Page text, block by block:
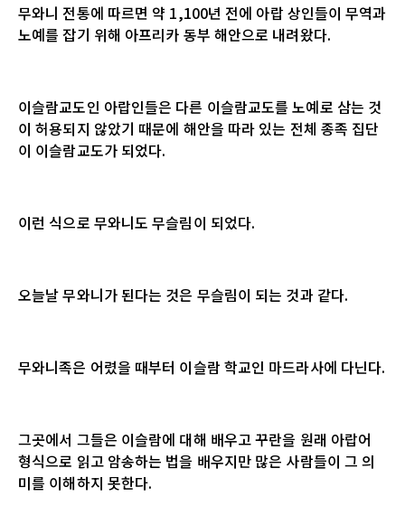
무와니 전통에 따르면 약 1,100년 전에 아랍 상인들이 무역과
노예를 잡기 위해 아프리카 동부 해안으로 내려왔다.
이슬람교도인 아랍인들은 다른 이슬람교도를 노예로 삼는 것
이 허용되지 않았기 때문에 해안을 따라 있는 전체 종족 집단
이 이슬람교도가 되었다.
이런 식으로 무와니도 무슬림이 되었다.
오늘날 무와니가 된다는 것은 무슬림이 되는 것과 같다.
무와니족은 어렸을 때부터 이슬람 학교인 마드라사에 다닌다.
그곳에서 그들은 이슬람에 대해 배우고 꾸란을 원래 아랍어
형식으로 읽고 암송하는 법을 배우지만 많은 사람들이 그 의
미를 이해하지 못한다.